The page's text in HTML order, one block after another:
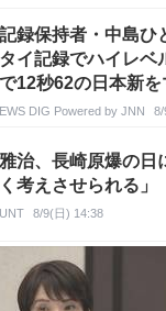
録保持者・中島ひ
タイ記録でハイレ
12秒62の日本新
ールドトライアル
DIG Powered by JNN 8/
治、長崎原爆の日
考えさせられる
8/9(日) 14:38